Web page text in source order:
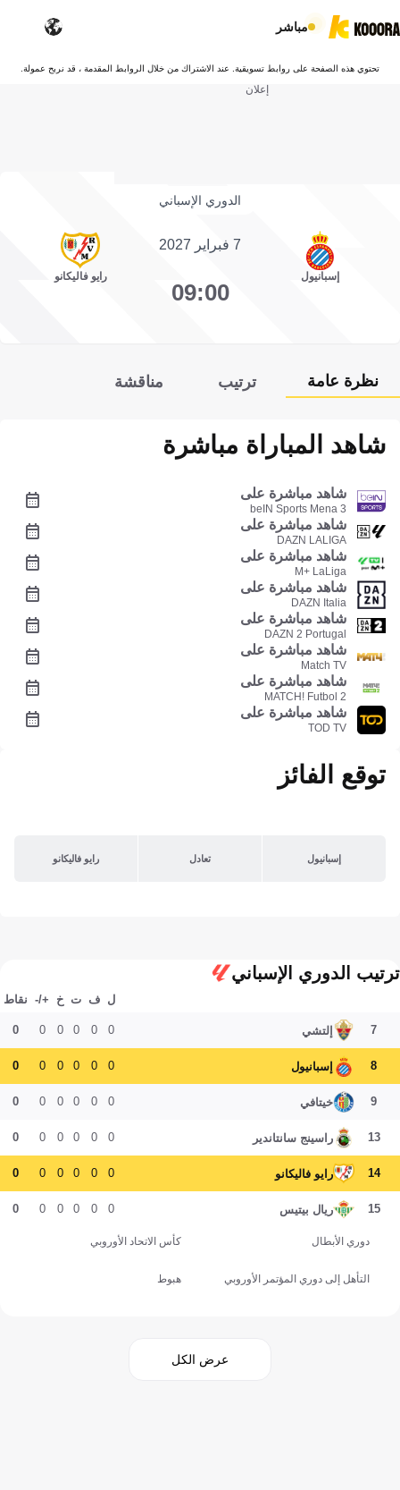
مباشر
تحتوي هذه الصفحة على روابط تسويقية. عند الاشتراك من خلال الروابط المقدمة ، قد نربح عمولة.
إعلان
الدوري الإسباني
إسبانيول
7 فبراير 2027
09:00
رايو فاليكانو
نظرة عامة ترتيب مناقشة
شاهد المباراة مباشرة
شاهد مباشرة على
beIN Sports Mena 3
شاهد مباشرة على
DAZN LALIGA
شاهد مباشرة على
M+ LaLiga
شاهد مباشرة على
DAZN Italia
شاهد مباشرة على
DAZN 2 Portugal
شاهد مباشرة على
Match TV
شاهد مباشرة على
MATCH! Futbol 2
شاهد مباشرة على
TOD TV
توقع الفائز
إسبانيول تعادل رايو فاليكانو
ترتيب الدوري الإسباني
ل ف ت خ +/- نقاط
7 إلتشي 0
0
0
0
0
0
8 إسبانيول 0
0
0
0
0
0
9 خيتافي 0
0
0
0
0
0
13 راسينج سانتاندير 0
0
0
0
0
0
14 رايو فاليكانو 0
0
0
0
0
0
15 ريال بيتيس 0
0
0
0
0
0
دوري الأبطال كأس الاتحاد الأوروبي
التأهل إلى دوري المؤتمر الأوروبي هبوط
عرض الكل